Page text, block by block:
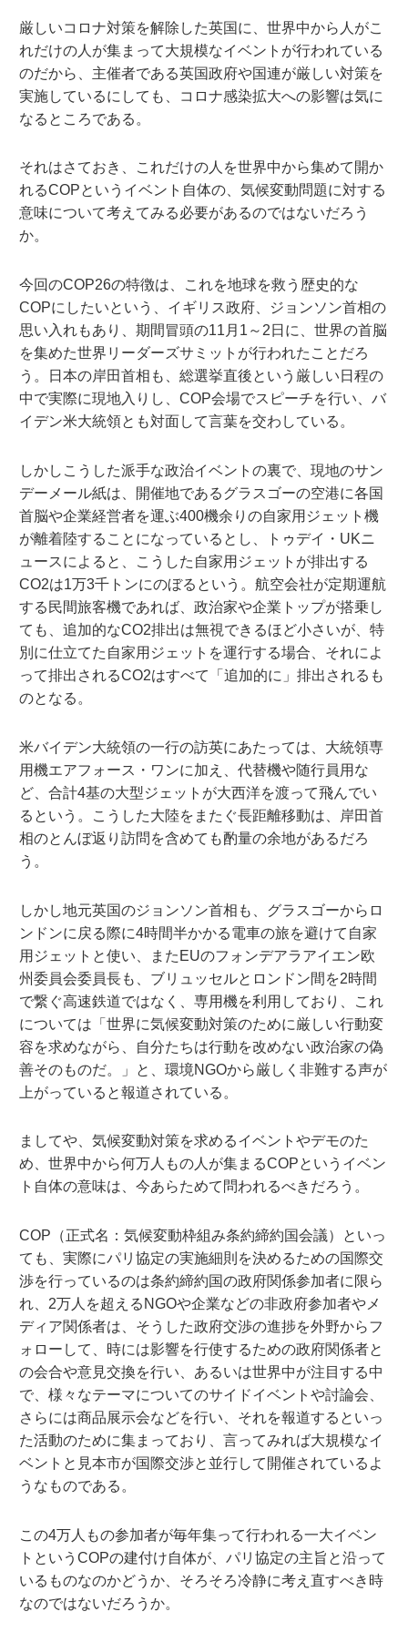
厳しいコロナ対策を解除した英国に、世界中から人がこ
れだけの人が集まって大規模なイベントが行われている
のだから、主催者である英国政府や国連が厳しい対策を
実施しているにしても、コロナ感染拡大への影響は気に
なるところである。
それはさておき、これだけの人を世界中から集めて開か
れるCOPというイベント自体の、気候変動問題に対する
意味について考えてみる必要があるのではないだろう
か。
今回のCOP26の特徴は、これを地球を救う歴史的な
COPにしたいという、イギリス政府、ジョンソン首相の
思い入れもあり、期間冒頭の11月1～2日に、世界の首脳
を集めた世界リーダーズサミットが行われたことだろ
う。日本の岸田首相も、総選挙直後という厳しい日程の
中で実際に現地入りし、COP会場でスピーチを行い、バ
イデン米大統領とも対面して言葉を交わしている。
しかしこうした派手な政治イベントの裏で、現地のサン
デーメール紙は、開催地であるグラスゴーの空港に各国
首脳や企業経営者を運ぶ400機余りの自家用ジェット機
が離着陸することになっているとし、トゥデイ・UKニ
ュースによると、こうした自家用ジェットが排出する
CO2は1万3千トンにのぼるという。航空会社が定期運航
する民間旅客機であれば、政治家や企業トップが搭乗し
ても、追加的なCO2排出は無視できるほど小さいが、特
別に仕立てた自家用ジェットを運行する場合、それによ
って排出されるCO2はすべて「追加的に」排出されるも
のとなる。
米バイデン大統領の一行の訪英にあたっては、大統領専
用機エアフォース・ワンに加え、代替機や随行員用な
ど、合計4基の大型ジェットが大西洋を渡って飛んでい
るという。こうした大陸をまたぐ長距離移動は、岸田首
相のとんぼ返り訪問を含めても酌量の余地があるだろ
う。
しかし地元英国のジョンソン首相も、グラスゴーからロ
ンドンに戻る際に4時間半かかる電車の旅を避けて自家
用ジェットと使い、またEUのフォンデアラアイエン欧
州委員会委員長も、ブリュッセルとロンドン間を2時間
で繋ぐ高速鉄道ではなく、専用機を利用しており、これ
については「世界に気候変動対策のために厳しい行動変
容を求めながら、自分たちは行動を改めない政治家の偽
善そのものだ。」と、環境NGOから厳しく非難する声が
上がっていると報道されている。
ましてや、気候変動対策を求めるイベントやデモのた
め、世界中から何万人もの人が集まるCOPというイベン
ト自体の意味は、今あらためて問われるべきだろう。
COP（正式名：気候変動枠組み条約締約国会議）といっ
ても、実際にパリ協定の実施細則を決めるための国際交
渉を行っているのは条約締約国の政府関係参加者に限ら
れ、2万人を超えるNGOや企業などの非政府参加者やメ
ディア関係者は、そうした政府交渉の進捗を外野からフ
ォローして、時には影響を行使するための政府関係者と
の会合や意見交換を行い、あるいは世界中が注目する中
で、様々なテーマについてのサイドイベントや討論会、
さらには商品展示会などを行い、それを報道するといっ
た活動のために集まっており、言ってみれば大規模なイ
ベントと見本市が国際交渉と並行して開催されているよ
うなものである。
この4万人もの参加者が毎年集って行われる一大イベン
トというCOPの建付け自体が、パリ協定の主旨と沿って
いるものなのかどうか、そろそろ冷静に考え直すべき時
なのではないだろうか。